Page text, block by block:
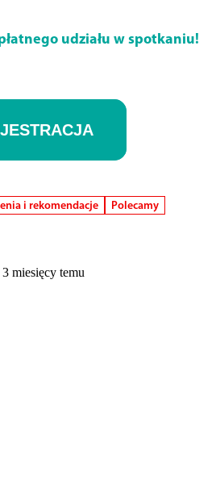
udziału w spotkaniu!
i rekomendacje
Polecamy